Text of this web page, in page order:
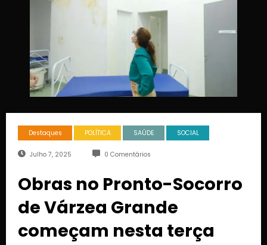
Destaques POLÍTICA SAÚDE SOCIAL
Julho 7, 2025 0 Comentários
Obras no Pronto-Socorro
de Várzea Grande
começam nesta terça